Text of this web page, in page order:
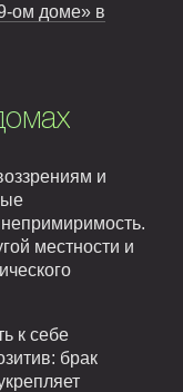
ом доме» в
и
местности и
к себе
брак